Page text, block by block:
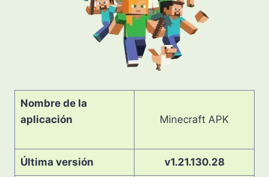
Nombre de la
aplicación
Minecraft APK
Última versión v1.21.130.28